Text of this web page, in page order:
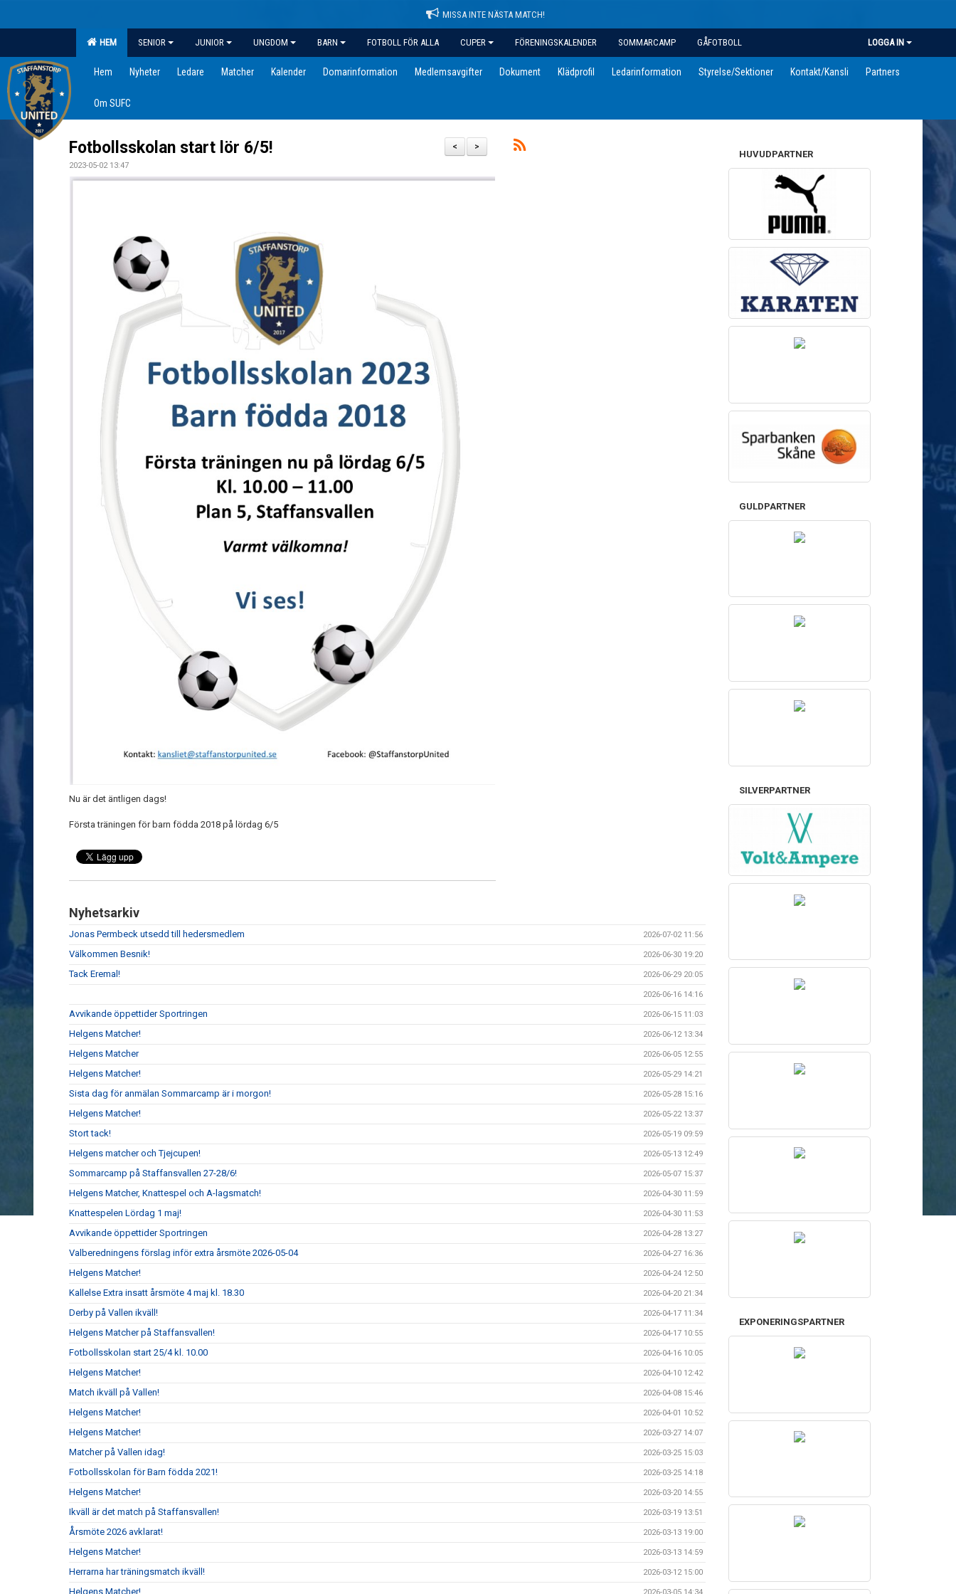
MISSA INTE NÄSTA MATCH!
HEM SENIOR JUNIOR UNGDOM BARN FOTBOLL FÖR ALLA CUPER FÖRENINGSKALENDER SOMMARCAMP GÅFOTBOLL LOGGA IN
Hem Nyheter Ledare Matcher Kalender Domarinformation Medlemsavgifter Dokument Klädprofil Ledarinformation Styrelse/Sektioner Kontakt/Kansli Partners
Om SUFC
>
<
Fotbollsskolan start lör 6/5!
2023-05-02 13:47
Nu är det äntligen dags!
Första träningen för barn födda 2018 på lördag 6/5
Nyhetsarkiv
Jonas Permbeck utsedd till hedersmedlem 2026-07-02 11:56
Välkommen Besnik! 2026-06-30 19:20
Tack Eremal! 2026-06-29 20:05
2026-06-16 14:16
Avvikande öppettider Sportringen 2026-06-15 11:03
Helgens Matcher! 2026-06-12 13:34
Helgens Matcher 2026-06-05 12:55
Helgens Matcher! 2026-05-29 14:21
Sista dag för anmälan Sommarcamp är i morgon! 2026-05-28 15:16
Helgens Matcher! 2026-05-22 13:37
Stort tack! 2026-05-19 09:59
Helgens matcher och Tjejcupen! 2026-05-13 12:49
Sommarcamp på Staffansvallen 27-28/6! 2026-05-07 15:37
Helgens Matcher, Knattespel och A-lagsmatch! 2026-04-30 11:59
Knattespelen Lördag 1 maj! 2026-04-30 11:53
Avvikande öppettider Sportringen 2026-04-28 13:27
Valberedningens förslag inför extra årsmöte 2026-05-04 2026-04-27 16:36
Helgens Matcher! 2026-04-24 12:50
Kallelse Extra insatt årsmöte 4 maj kl. 18.30 2026-04-20 21:34
Derby på Vallen ikväll! 2026-04-17 11:34
Helgens Matcher på Staffansvallen! 2026-04-17 10:55
Fotbollsskolan start 25/4 kl. 10.00 2026-04-16 10:05
Helgens Matcher! 2026-04-10 12:42
Match ikväll på Vallen! 2026-04-08 15:46
Helgens Matcher! 2026-04-01 10:52
Helgens Matcher! 2026-03-27 14:07
Matcher på Vallen idag! 2026-03-25 15:03
Fotbollsskolan för Barn födda 2021! 2026-03-25 14:18
Helgens Matcher! 2026-03-20 14:55
Ikväll är det match på Staffansvallen! 2026-03-19 13:51
Årsmöte 2026 avklarat! 2026-03-13 19:00
Helgens Matcher! 2026-03-13 14:59
Herrarna har träningsmatch ikväll! 2026-03-12 15:00
Helgens Matcher!
HUVUDPARTNER
GULDPARTNER
SILVERPARTNER
EXPONERINGSPARTNER